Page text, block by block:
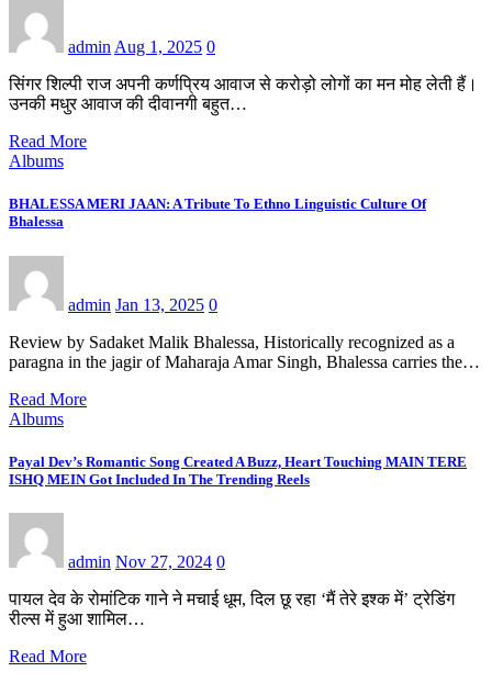
admin Aug 1, 2025 0
सिंगर शिल्पी राज अपनी कर्णप्रिय आवाज से करोड़ो लोगों का मन मोह लेती हैं।
उनकी मधुर आवाज की दीवानगी बहुत…
Read More
Albums
BHALESSA MERI JAAN: A Tribute To Ethno Linguistic Culture Of
Bhalessa
admin Jan 13, 2025 0
Review by Sadaket Malik Bhalessa, Historically recognized as a
paragna in the jagir of Maharaja Amar Singh, Bhalessa carries the…
Read More
Albums
Payal Dev’s Romantic Song Created A Buzz, Heart Touching MAIN TERE
ISHQ MEIN Got Included In The Trending Reels
admin Nov 27, 2024 0
पायल देव के रोमांटिक गाने ने मचाई धूम, दिल छू रहा ‘मैं तेरे इश्क में’ ट्रेडिंग
रील्स में हुआ शामिल…
Read More